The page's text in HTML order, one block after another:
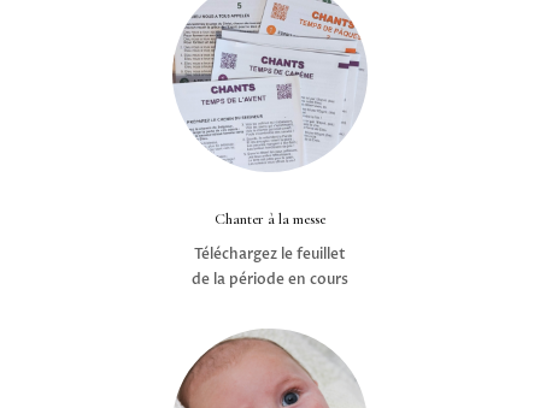
Chanter à la messe
Téléchargez le feuillet
de la période en cours